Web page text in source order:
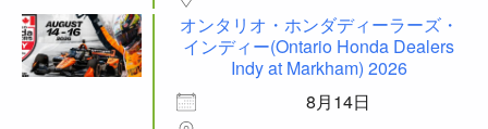
オンタリオ・ホンダディーラーズ・
インディー(Ontario Honda Dealers
Indy at Markham) 2026
8月14日